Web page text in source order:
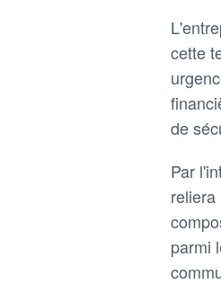
cette
de
Par
parmi